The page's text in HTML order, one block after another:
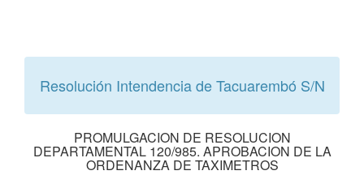
Resolución Intendencia de Tacuarembó S/N
PROMULGACION DE RESOLUCION
DEPARTAMENTAL 120/985. APROBACION DE LA
ORDENANZA DE TAXIMETROS